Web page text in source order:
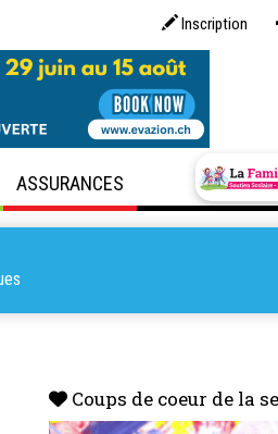
Inscription
ASSURANCES
Coups de coeur de la